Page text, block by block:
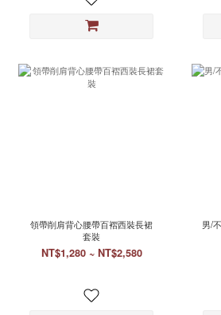
領帶削肩背心腰帶百褶西裝長裙
套裝
NT$1,280 ~ NT$2,580
男/